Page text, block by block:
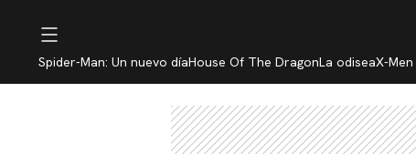
Spider-Man: Un nuevo díaHouse Of The DragonLa odiseaX-